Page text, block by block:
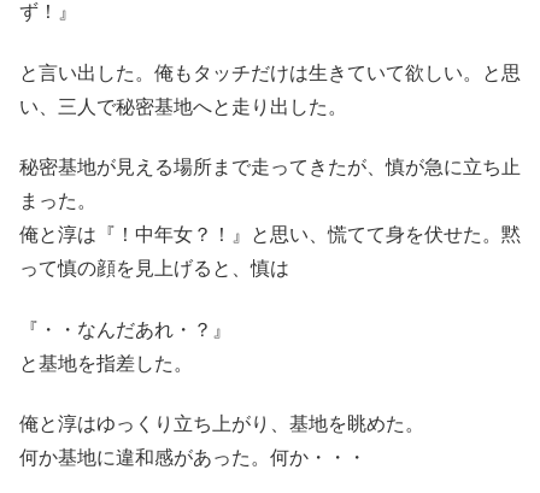
ず！』
と言い出した。俺もタッチだけは生きていて欲しい。と思
い、三人で秘密基地へと走り出した。
秘密基地が見える場所まで走ってきたが、慎が急に立ち止
まった。
俺と淳は『！中年女？！』と思い、慌てて身を伏せた。黙
って慎の顔を見上げると、慎は
『・・なんだあれ・？』
と基地を指差した。
俺と淳はゆっくり立ち上がり、基地を眺めた。
何か基地に違和感があった。何か・・・